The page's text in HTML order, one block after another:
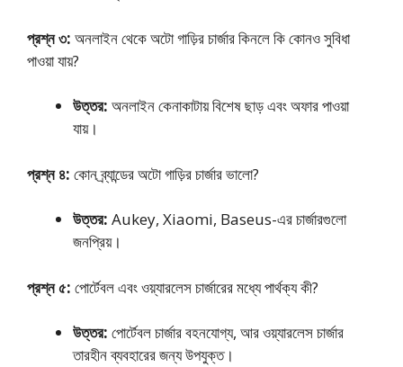
প্রশ্ন ৩: অনলাইন থেকে অটো গাড়ির চার্জার কিনলে কি কোনও সুবিধা
পাওয়া যায়?
উত্তর: অনলাইন কেনাকাটায় বিশেষ ছাড় এবং অফার পাওয়া
যায়।
প্রশ্ন ৪: কোন ব্র্যান্ডের অটো গাড়ির চার্জার ভালো?
উত্তর: Aukey, Xiaomi, Baseus-এর চার্জারগুলো
জনপ্রিয়।
প্রশ্ন ৫: পোর্টেবল এবং ওয়্যারলেস চার্জারের মধ্যে পার্থক্য কী?
উত্তর: পোর্টেবল চার্জার বহনযোগ্য, আর ওয়্যারলেস চার্জার
তারহীন ব্যবহারের জন্য উপযুক্ত।